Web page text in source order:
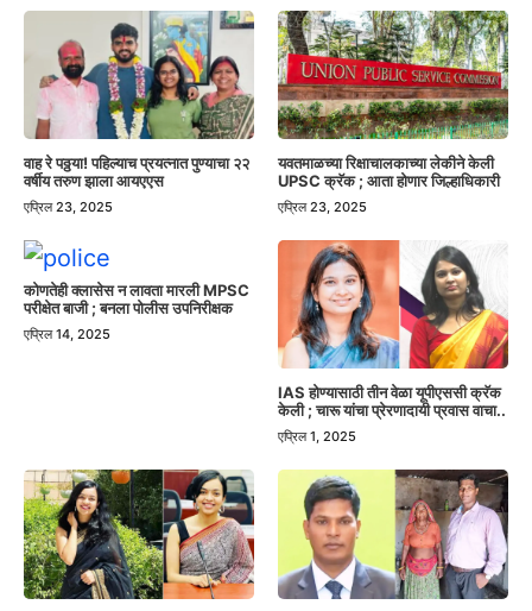
वाह रे पठ्ठया! पहिल्याच प्रयत्नात पुण्याचा २२
वर्षीय तरुण झाला आयएएस
एप्रिल 23, 2025
यवतमाळच्या रिक्षाचालकाच्या लेकीने केली
UPSC क्रॅक ; आता होणार जिल्हाधिकारी
एप्रिल 23, 2025
कोणतेही क्लासेस न लावता मारली MPSC
परीक्षेत बाजी ; बनला पोलीस उपनिरीक्षक
एप्रिल 14, 2025
IAS होण्यासाठी तीन वेळा यूपीएससी क्रॅक
केली ; चारू यांचा प्रेरणादायी प्रवास वाचा..
एप्रिल 1, 2025